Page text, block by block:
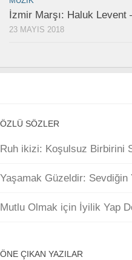
İzmir Marşı: Haluk
23 MAYIS 2018
ÖZLÜ SÖZLER
Ruh ikizi: Koşulsuz Birbirini
Yaşamak Güzeldir: Sevdiğin
Mutlu Olmak için İyilik Yap
ÖNE ÇIKAN YAZILAR